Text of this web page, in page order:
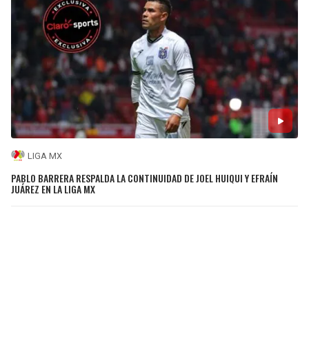
LIGA MX
PABLO BARRERA RESPALDA LA CONTINUIDAD DE JOEL HUIQUI Y EFRAÍN
JUÁREZ EN LA LIGA MX